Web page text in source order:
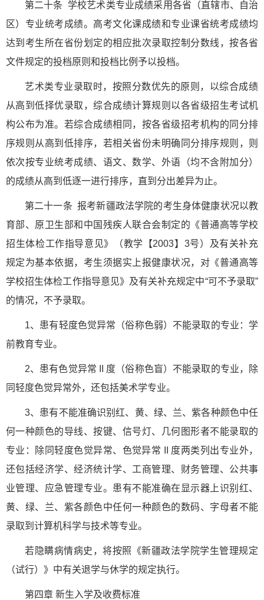
第二十条 学校艺术类专业成绩采用各省（直辖市、自治
区）专业统考成绩。高考文化课成绩和专业课省统考成绩均
达到考生所在省份划定的相应批次录取控制分数线，按各省
文件规定的投档原则和投档比例予以投档。
艺术类专业录取时，按照分数优先的原则，以综合成绩
从高到低择优录取，综合成绩计算规则以各省级招生考试机
构公布为准。若综合成绩相同，按各省级招考机构的同分排
序规则从高到低排序，若相关省份未明确同分排序规则，则
依次按专业统考成绩、语文、数学、外语（均不含附加分）
的成绩从高到低逐一进行排序，直到分出差异为止。
第二十一条 报考新疆政法学院的考生身体健康状况以教
育部、原卫生部和中国残疾人联合会制定的《普通高等学校
招生体检工作指导意见》（教学【2003】3号）及有关补充
规定为基本依据，考生须据实上报健康状况，对《普通高等
学校招生体检工作指导意见》及有关补充规定中“可不予录取”
的情况，不予录取。
1、患有轻度色觉异常（俗称色弱）不能录取的专业：学
前教育专业。
2、患有色觉异常 II 度（俗称色盲）不能录取的专业，除
同轻度色觉异常外，还包括美术学专业。
3、患有不能准确识别红、黄、绿、兰、紫各种颜色中任
何一种颜色的导线、按键、信号灯、几何图形者不能录取的
专业：除同轻度色觉异常、色觉异常 II 度两类列出专业外，
还包括经济学、经济统计学、工商管理、财务管理、公共事
业管理、应急管理专业。患有不能准确在显示器上识别红、
黄、绿、兰、紫各颜色中任何一种颜色的数码、字母者不能
录取到计算机科学与技术等专业。
若隐瞒病情病史，将按照《新疆政法学院学生管理规定
（试行）》中有关退学与休学的规定执行。
第四章 新生入学及收费标准